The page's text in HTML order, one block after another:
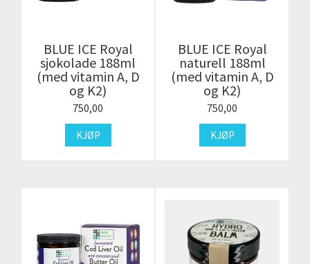
BLUE ICE Royal
sjokolade 188ml
(med vitamin A, D
og K2)
750,00
KJØP
BLUE ICE Royal
naturell 188ml
(med vitamin A, D
og K2)
750,00
KJØP